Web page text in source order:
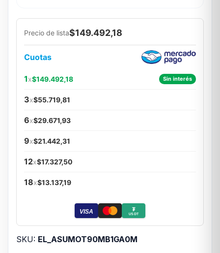
Precio de lista$149.492,18
Cuotas
1x$149.492,18 Sin interés
3x$55.719,81
6x$29.671,93
9x$21.442,31
12x$17.327,50
18x$13.137,19
VISA ₮
USDT
SKU: EL_ASUMOT90MB1GA0M